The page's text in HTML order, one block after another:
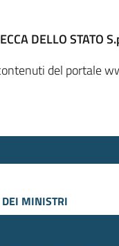
DELLO STATO
del portale
DEI MINISTRI